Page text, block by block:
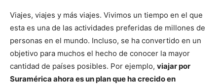
Viajes, viajes y más viajes. Vivimos un tiempo en el que
esta es una de las actividades preferidas de millones de
personas en el mundo. Incluso, se ha convertido en un
objetivo para muchos el hecho de conocer la mayor
cantidad de países posibles. Por ejemplo, viajar por
Suramérica ahora es un plan que ha crecido en